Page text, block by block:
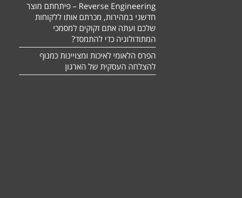
Reverse Engineering – פיתחתם מוצר
חדשני במהירות, מכרתם אותו ללקוחות
שלכם ועתה אתם זקוקים למסמכי
המתודולוגיה כדי להתמסד?
הפרס הלאומי לאיכות ומצויינות כמנוף
להצלחה העסקית של הארגון